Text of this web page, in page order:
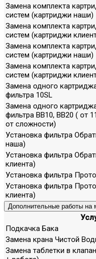
Замена комплекта
систем (картриджи наши)
Замена комплекта
систем (картриджи
Замена комплекта
систем (картриджи наши)
Замена комплекта
систем (картриджи
Замена одного
фильтра 10SL
Замена одного
фильтра ВВ10, ВВ20 ( от
от сложности)
Установка фильтра
наша)
Установка фильтра
клиента)
Установка фильтра
Установка фильтра
клиента)
Дополнительные работы на
Подкачка Бака
Замена крана Чистой
Замена таблетки в